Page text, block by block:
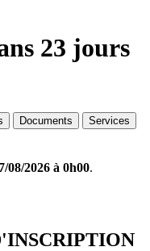
23 jours
Documents
Services
08/2026 à 0h00.